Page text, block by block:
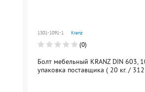
1301-1091-1 Kranz
(0)
Болт мебельный KRANZ DIN 603,
упаковка поставщика ( 20 кг. /